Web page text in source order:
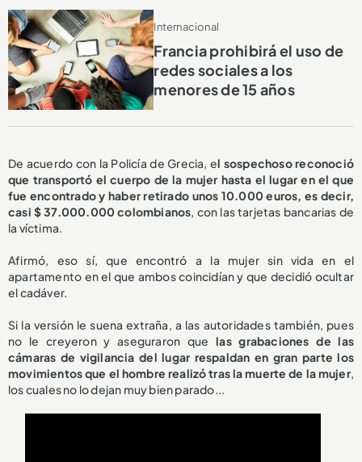
Internacional
Francia prohibirá el uso de
redes sociales a los
menores de 15 años
De acuerdo con la Policía de Grecia, el sospechoso reconoció
que transportó el cuerpo de la mujer hasta el lugar en el que
fue encontrado y haber retirado unos 10.000 euros, es decir,
casi $ 37.000.000 colombianos, con las tarjetas bancarias de
la víctima.
Afirmó, eso sí, que encontró a la mujer sin vida en el
apartamento en el que ambos coincidían y que decidió ocultar
el cadáver.
Si la versión le suena extraña, a las autoridades también, pues
no le creyeron y aseguraron quelas grabaciones de las
cámaras de vigilancia del lugar respaldan en gran parte los
movimientos que el hombre realizó tras la muerte de la mujer,
los cuales no lo dejan muy bien parado...